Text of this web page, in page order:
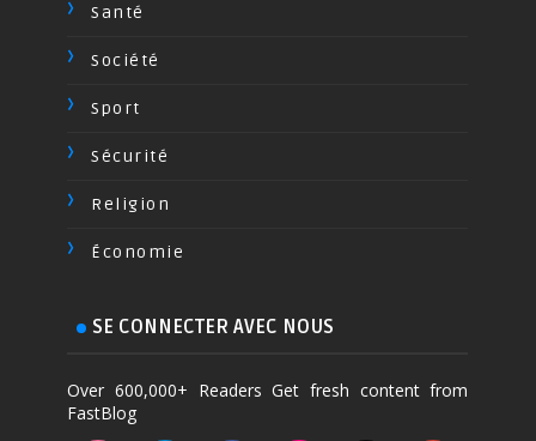
Santé
Société
Sport
Sécurité
Religion
Économie
SE CONNECTER AVEC NOUS
Over 600,000+ Readers Get fresh content from
FastBlog